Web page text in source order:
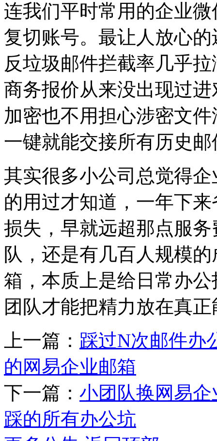
连我们平时常用的企业
复切账号。最让人放心
反垃圾邮件拦截率几乎
商务报价从来没出现过
加密也不用担心涉密文
一键就能交接所有历史
其实很多小公司总觉得
的用过才知道，一年下
损失，早就远超那点服
队，还是有几百人规模
箱，本质上是给日常办
团队才能把精力放在真
上一篇： 踩过N次邮件办
的网易企业邮箱
下一篇： 小团队换网易
踩的所有办公坑